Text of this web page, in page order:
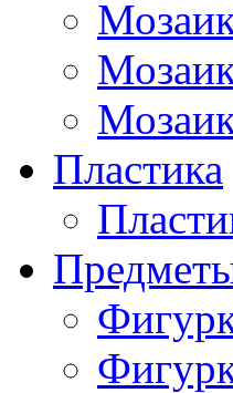
Пластика